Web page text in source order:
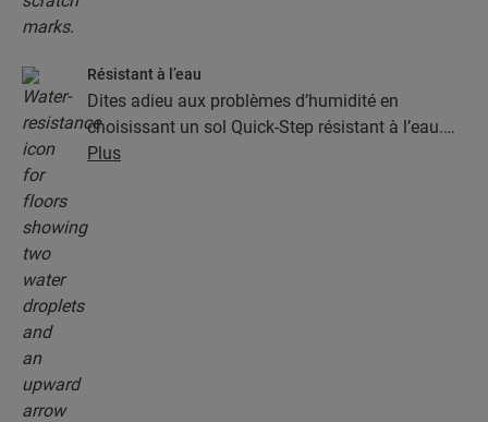
Résistant à l’eau
Dites adieu aux problèmes d’humidité en
choisissant un sol Quick-Step résistant à l’eau.
Ces sols sont non seulement élégants et naturels,
Plus